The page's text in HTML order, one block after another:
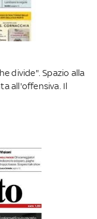
divide". Spazio alla
all'offensiva. Il